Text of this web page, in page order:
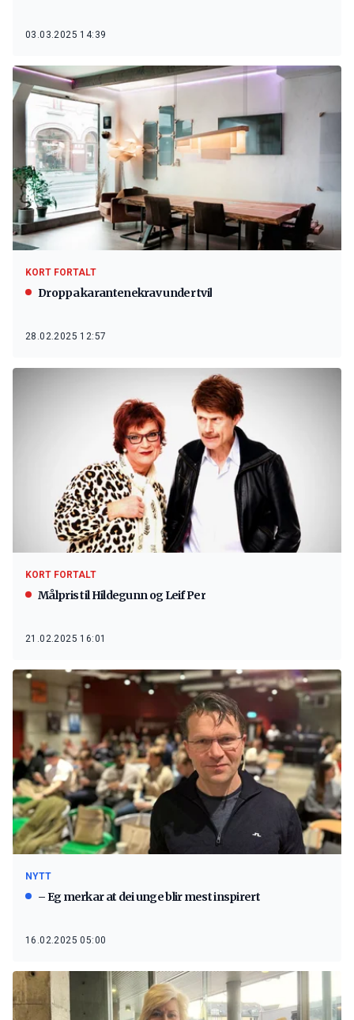
03.03.2025 14:39
KORT FORTALT
Droppa karantenekrav under tvil
28.02.2025 12:57
KORT FORTALT
Målpris til Hildegunn og Leif Per
21.02.2025 16:01
NYTT
– Eg merkar at dei unge blir mest inspirert
16.02.2025 05:00